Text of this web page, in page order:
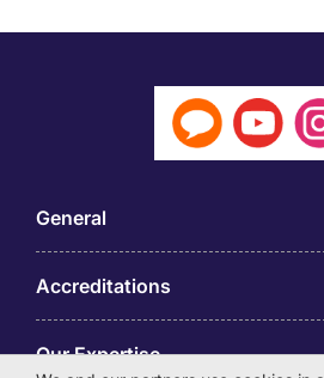
General
Accreditations
Our Expertise